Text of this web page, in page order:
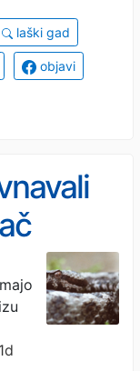
laški gad
objavi